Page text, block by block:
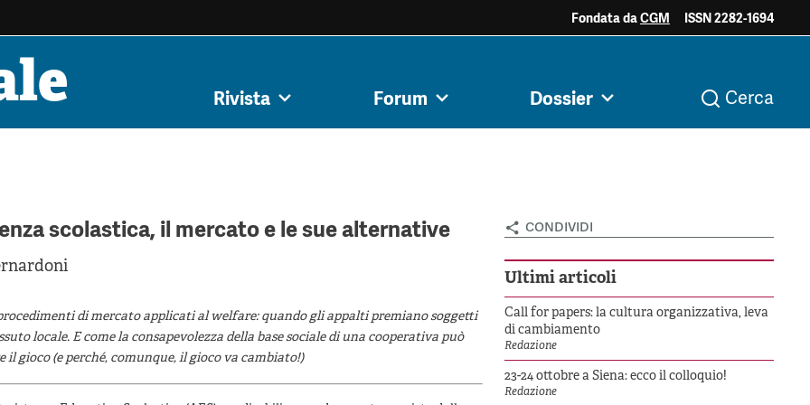
Fondata daCGM ISSN 2282-1694
Rivista Forum Dossier Cerca
Colophon Archivio Argomenti
Autori Argomenti
Cooperative di
comunità
Impresa sociale e
democrazia
Acini di fuoco - Dossier
Mezzogiorno
Valutazione e
dintorni
scolastica, il mercato e le sue alternative
di mercato applicati al welfare: quando gli appalti premiano soggetti
locale. E come la consapevolezza della base sociale di una cooperativa può
il gioco (e perché, comunque, il gioco va cambiato!)
condividi
Ultimi articoli
Call for papers: la cultura organizzativa, leva
di cambiamento
Redazione
23-24 ottobre a Siena: ecco il colloquio!
Redazione